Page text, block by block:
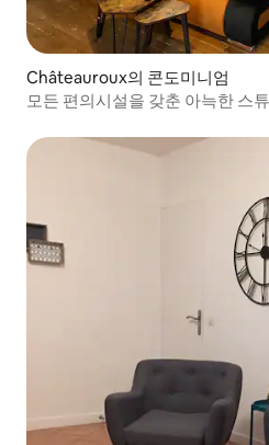
Châteauroux의 콘도미니엄
모든 편의시설을 갖춘 아늑한 스